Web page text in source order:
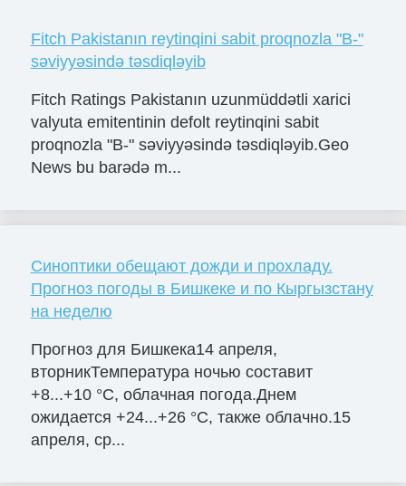
Fitch Pakistanın reytinqini sabit proqnozla "B-"
səviyyəsində təsdiqləyib
Fitch Ratings Pakistanın uzunmüddətli xarici
valyuta emitentinin defolt reytinqini sabit
proqnozla "B-" səviyyəsində təsdiqləyib.Geo
News bu barədə m...
Синоптики обещают дожди и прохладу.
Прогноз погоды в Бишкеке и по Кыргызстану
на неделю
Прогноз для Бишкека14 апреля,
вторникТемпература ночью составит
+8...+10 °C, облачная погода.Днем
ожидается +24...+26 °C, также облачно.15
апреля, ср...